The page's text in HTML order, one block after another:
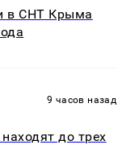
в СНТ Крыма
9 часов назад
до трех